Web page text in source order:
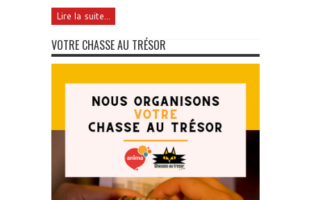
Lire la suite...
VOTRE CHASSE AU TRÉSOR